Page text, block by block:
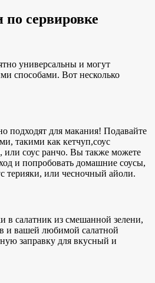
сервировке
универсальны и могут
способами. Вот несколько
подходят для макания! Подавайте
такими как кетчуп,соус
, или соус ранчо. Вы также можете
и попробовать домашние соусы,
терияки, или чесночный айоли.
в салатник из смешанной зелени,
и вашей любимой салатной
заправку для вкусный и